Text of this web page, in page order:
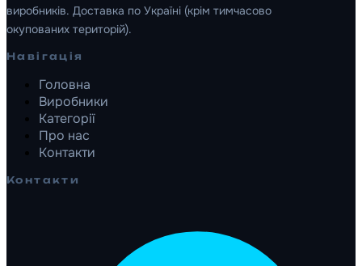
виробників. Доставка по Україні (крім тимчасово
окупованих територій).
Навігація
Головна
Виробники
Категорії
Про нас
Контакти
Контакти